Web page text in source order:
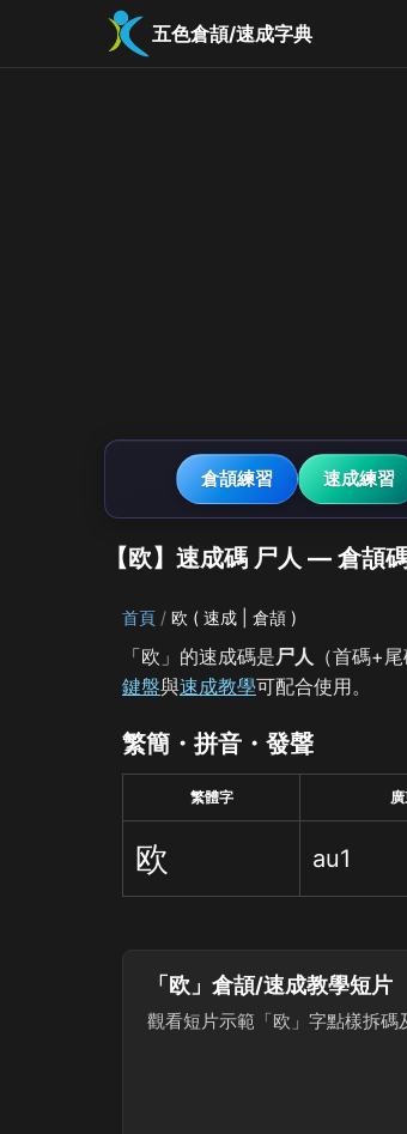
五色倉頡/速成字典
倉頡練習 速成練習
【欧】速成碼 尸人 — 倉頡
首頁 欧 ( 速成 | 倉頡 )
「欧」的速成碼是尸人 （首碼+
鍵盤與速成教學可配合使用。
繁簡・拼音・發聲
繁體字
欧 au1
「欧」倉頡/速成教學短片
觀看短片示範「欧」字點樣拆碼